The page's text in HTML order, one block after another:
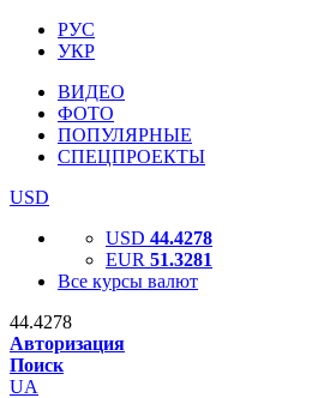
РУС
УКР
ВИДЕО
ФОТО
ПОПУЛЯРНЫЕ
СПЕЦПРОЕКТЫ
USD
USD 44.4278
EUR 51.3281
Все курсы валют
44.4278
Авторизация
Поиск
UA